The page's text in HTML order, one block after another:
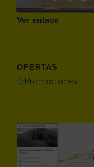
Ver enlace
OFERTAS
Promociones